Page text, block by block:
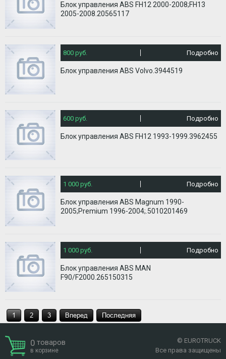
Блок управления ABS FH12 2000-2008;FH13
2005-2008.20565117
800 руб. Подробно
Блок управления АBS Volvo.3944519
600 руб. Подробно
Блок управления ABS FH12 1993-1999.3962455
1 000 руб. Подробно
Блок управления ABS Magnum 1990-
2005;Premium 1996-2004;.5010201469
1 000 руб. Подробно
Блок управления ABS MAN
F90/F2000.265150315
1 2 3 Вперед Последняя
0 товаров
в корзине
© EUROTRUCK
Все права защищены